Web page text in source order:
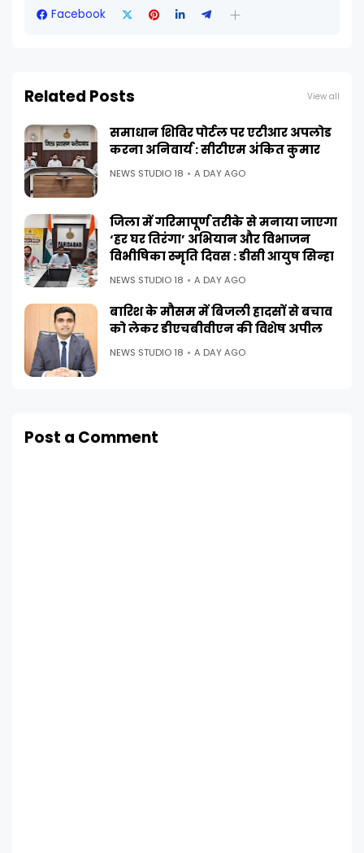
Facebook
Related Posts View all
समाधान शिविर पोर्टल पर एटीआर अपलोड
करना अनिवार्य : सीटीएम अंकित कुमार
NEWS STUDIO 18 A DAY AGO
जिला में गरिमापूर्ण तरीके से मनाया जाएगा
‘हर घर तिरंगा’ अभियान और विभाजन
विभीषिका स्मृति दिवस : डीसी आयुष सिन्हा
NEWS STUDIO 18 A DAY AGO
बारिश के मौसम में बिजली हादसों से बचाव
को लेकर डीएचबीवीएन की विशेष अपील
NEWS STUDIO 18 A DAY AGO
Post a Comment